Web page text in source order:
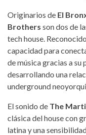
Originarios de El
Brothers son dos de
tech house.
capacidad para
de música gracias a su
desarrollando una
underground
El sonido de The
clásica del house con
latina y una